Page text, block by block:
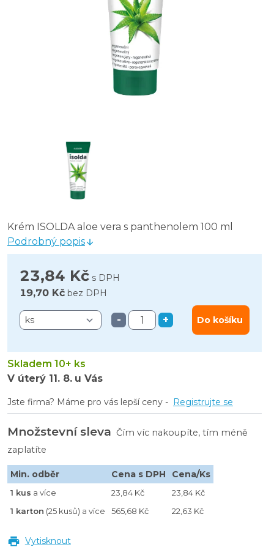
Krém ISOLDA aloe vera s panthenolem 100 ml
Podrobný popis
23,84 Kč s DPH
19,70 Kč bez DPH
- + Do košíku
Skladem 10+ ks
V úterý 11. 8. u Vás
Jste firma? Máme pro vás lepší ceny - Registrujte se
Množstevní sleva Čím víc nakoupíte, tím méně
zaplatíte
Min. odběr Cena s DPH Cena/Ks
1 kus a více 23,84 Kč
23,84 Kč
1 karton (25 kusů) a více 565,68 Kč 22,63 Kč
Vytisknout